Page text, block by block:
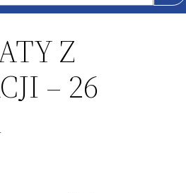
Z
– 26